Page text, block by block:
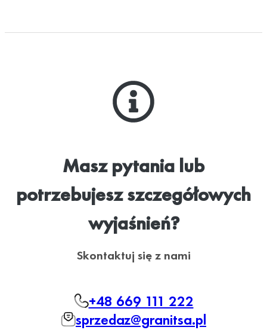
Masz pytania lub
potrzebujesz szczegółowych
wyjaśnień?
Skontaktuj się z nami
+48 669 111 222
sprzedaz@granitsa.pl